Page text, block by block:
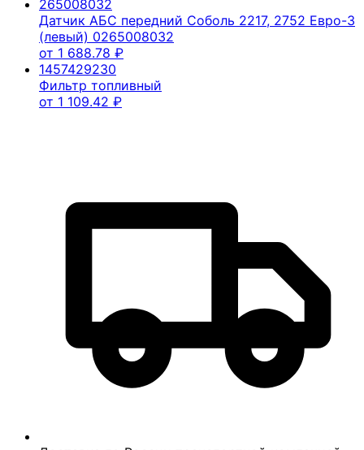
265008032
Датчик АБС передний Соболь 2217, 2752 Евро-3
(левый) 0265008032
от 1 688.78 ₽
1457429230
Фильтр топливный
от 1 109.42 ₽